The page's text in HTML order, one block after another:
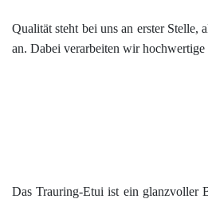
Qualität steht bei uns an erster
an. Dabei verarbeiten wir
Das Trauring-Etui ist ein glanzvoller